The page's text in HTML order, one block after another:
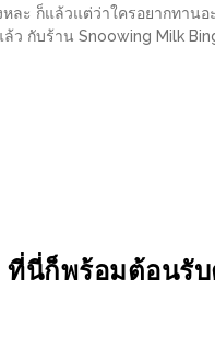
ละ ก็แล้วแต่ว่าใครอยากทาน
กับร้าน Snoowing Milk
ที่นี่ก็พร้อมต้อนรั